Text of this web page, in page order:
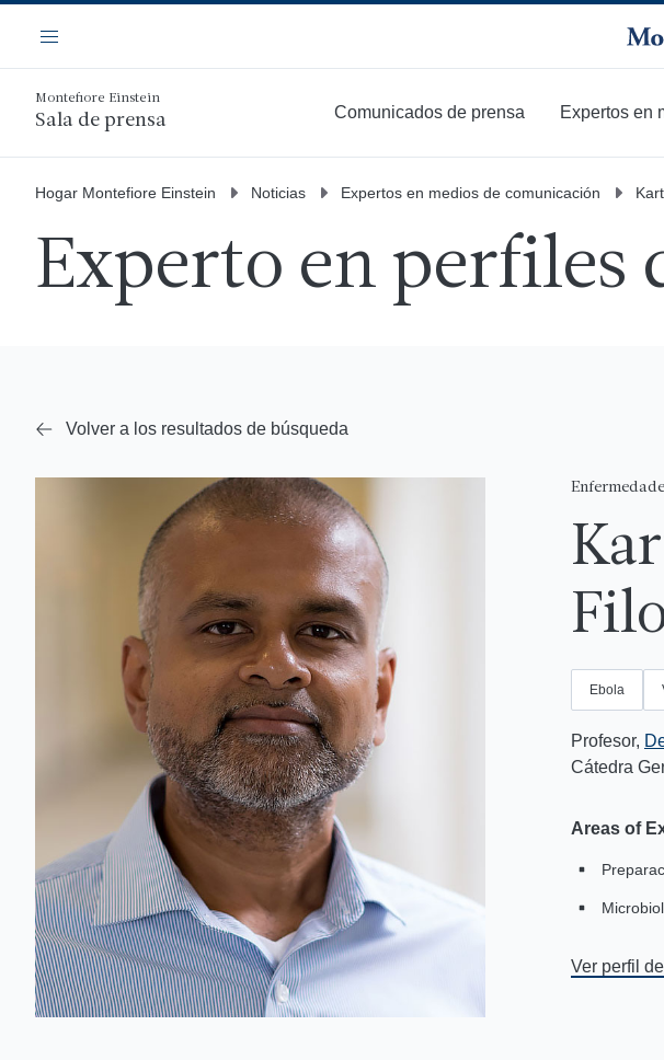
contenido
principal
Navegación
Menú
Montefiore Einstein
Sala de prensa Comunicados de prensa Expertos en
Hogar Montefiore Einstein Noticias Expertos en medios de comunicación
Experto en perfiles
Volver a los resultados de búsqueda
Ébola
Profesor,
Cátedra
Areas of
Ver perfil